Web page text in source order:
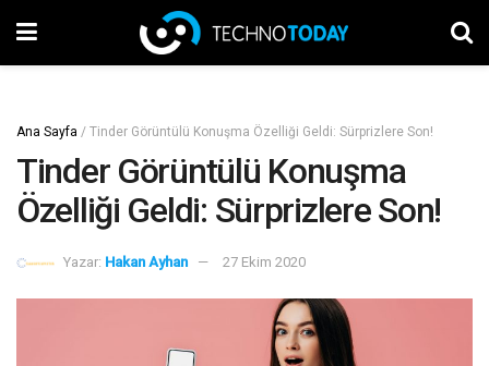
Ana Sayfa / Tinder Görüntülü Konuşma Özelliği Geldi: Sürprizlere Son!
Tinder Görüntülü Konuşma
Özelliği Geldi: Sürprizlere Son!
Yazar: Hakan Ayhan 27 Ekim 2020